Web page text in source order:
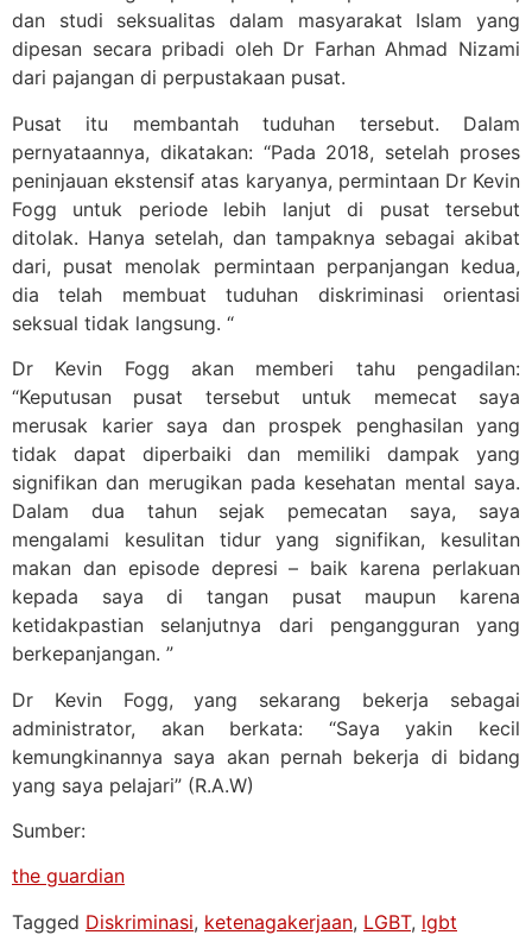
dan studi seksualitas dalam masyarakat Islam yang
dipesan secara pribadi oleh Dr Farhan Ahmad Nizami
dari pajangan di perpustakaan pusat.
Pusat itu membantah tuduhan tersebut. Dalam
pernyataannya, dikatakan: “Pada 2018, setelah proses
peninjauan ekstensif atas karyanya, permintaan Dr Kevin
Fogg untuk periode lebih lanjut di pusat tersebut
ditolak. Hanya setelah, dan tampaknya sebagai akibat
dari, pusat menolak permintaan perpanjangan kedua,
dia telah membuat tuduhan diskriminasi orientasi
seksual tidak langsung. “
Dr Kevin Fogg akan memberi tahu pengadilan:
“Keputusan pusat tersebut untuk memecat saya
merusak karier saya dan prospek penghasilan yang
tidak dapat diperbaiki dan memiliki dampak yang
signifikan dan merugikan pada kesehatan mental saya.
Dalam dua tahun sejak pemecatan saya, saya
mengalami kesulitan tidur yang signifikan, kesulitan
makan dan episode depresi – baik karena perlakuan
kepada saya di tangan pusat maupun karena
ketidakpastian selanjutnya dari pengangguran yang
berkepanjangan. ”
Dr Kevin Fogg, yang sekarang bekerja sebagai
administrator, akan berkata: “Saya yakin kecil
kemungkinannya saya akan pernah bekerja di bidang
yang saya pelajari” (R.A.W)
Sumber:
the guardian
Tagged Diskriminasi, ketenagakerjaan, LGBT, lgbt